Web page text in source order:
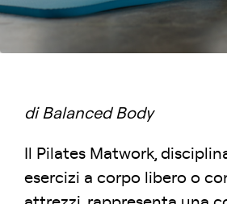
di Balanced Body
Il Pilates Matwork,
esercizi a corpo libero o